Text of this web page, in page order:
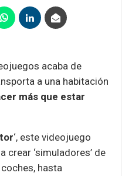
acaba de
a una habitación
más que estar
‘, este videojuego
crear ‘simuladores’ de
hasta